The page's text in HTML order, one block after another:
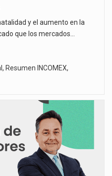
y el aumento en la
que los mercados…
, Resumen INCOMEX,